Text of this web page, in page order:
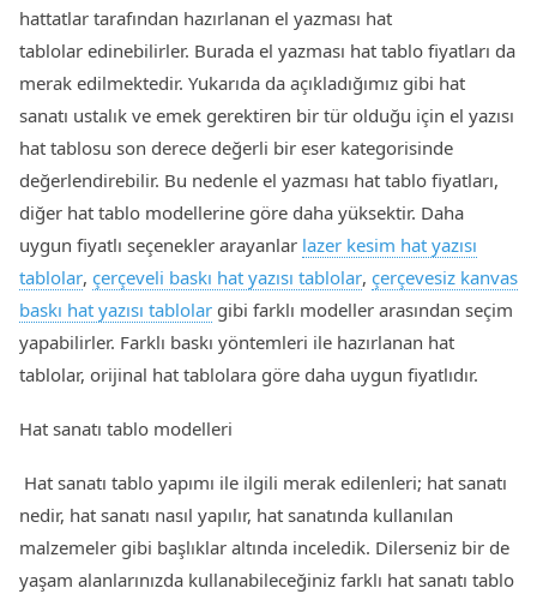
hattatlar tarafından hazırlanan el yazması hat
tablolar edinebilirler. Burada el yazması hat tablo fiyatları da
merak edilmektedir. Yukarıda da açıkladığımız gibi hat
sanatı ustalık ve emek gerektiren bir tür olduğu için el yazısı
hat tablosu son derece değerli bir eser kategorisinde
değerlendirebilir. Bu nedenle el yazması hat tablo fiyatları,
diğer hat tablo modellerine göre daha yüksektir. Daha
uygun fiyatlı seçenekler arayanlar lazer kesim hat yazısı
tablolar, çerçeveli baskı hat yazısı tablolar, çerçevesiz kanvas
baskı hat yazısı tablolar gibi farklı modeller arasından seçim
yapabilirler. Farklı baskı yöntemleri ile hazırlanan hat
tablolar, orijinal hat tablolara göre daha uygun fiyatlıdır.
Hat sanatı tablo modelleri
Hat sanatı tablo yapımı ile ilgili merak edilenleri; hat sanatı
nedir, hat sanatı nasıl yapılır, hat sanatında kullanılan
malzemeler gibi başlıklar altında inceledik. Dilerseniz bir de
yaşam alanlarınızda kullanabileceğiniz farklı hat sanatı tablo